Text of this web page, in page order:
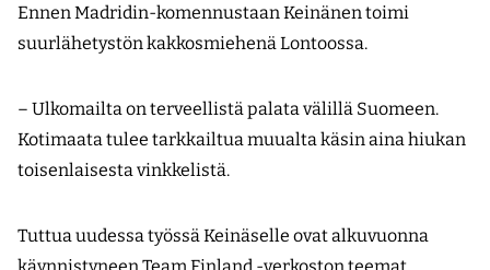
Ennen Madridin-komennustaan Keinänen toimi
suurlähetystön kakkosmiehenä Lontoossa.
– Ulkomailta on terveellistä palata välillä Suomeen.
Kotimaata tulee tarkkailtua muualta käsin aina hiukan
toisenlaisesta vinkkelistä.
Tuttua uudessa työssä Keinäselle ovat alkuvuonna